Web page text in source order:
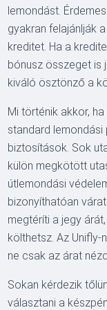
lemondást.
gyakran felajánlják
kreditet. Ha a
bónusz összeget is
kiváló ösztönző a
Mi történik akkor,
standard lemondási
biztosítások. Sok
külön megkötött
útlemondási
bizonyíthatóan
megtéríti a jegy
költhetsz. Az Unifly-
ne csak az árat
Sokan kérdezik
választani a